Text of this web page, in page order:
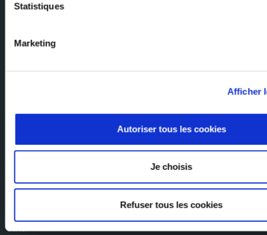
Statistiques
Marketing
Afficher
Autoriser tous les cookies
Je choisis
Refuser tous les cookies
pregunta y le responderemos.
Página de inicio del Grupo Milexia
Milexia UK
Milexia Nordics
HiRel